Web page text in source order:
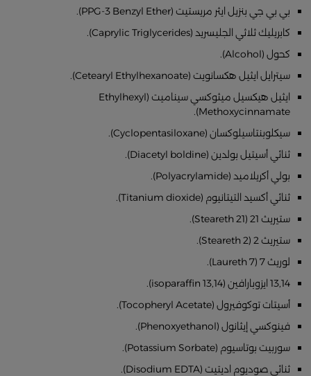
بي بي جي بنزيل ايثر مريستيت (PPG-3 Benzyl Ether).
كابريليك ثلاثي الجليسريد (Caprylic Triglycerides).
كحول (Alcohol).
سيترايل ايثيل هكسانويت (Cetearyl Ethylhexanoate).
ايثيل هيكسيل ميثوكسي سيناميت (Ethylhexyl
Methoxycinnamate).
سيكلوبنتاسيلوكسان (Cyclopentasiloxane).
ثنائي أسيتيل بولدين (Diacetyl boldine).
بولي أكريلاميد (Polyacrylamide).
ثنائي أكسيد التيتانيوم (Titanium dioxide).
ستيريث 21 (Steareth 21).
ستيريث 2 (Steareth 2).
لوريث 7 (Laureth 7).
13,14 ايزوبارافين (13,14 isoparaffin).
أسيتات توكوفيرول (Tocopheryl Acetate).
فينوكسي إيثانول (Phenoxyethanol).
سوربيت بوتاسيوم (Potassium Sorbate).
ثنائي صوديوم اديتيت (Disodium EDTA).